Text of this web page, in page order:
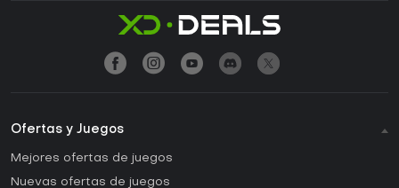
Ofertas y Juegos
Mejores ofertas de juegos
Nuevas ofertas de juegos